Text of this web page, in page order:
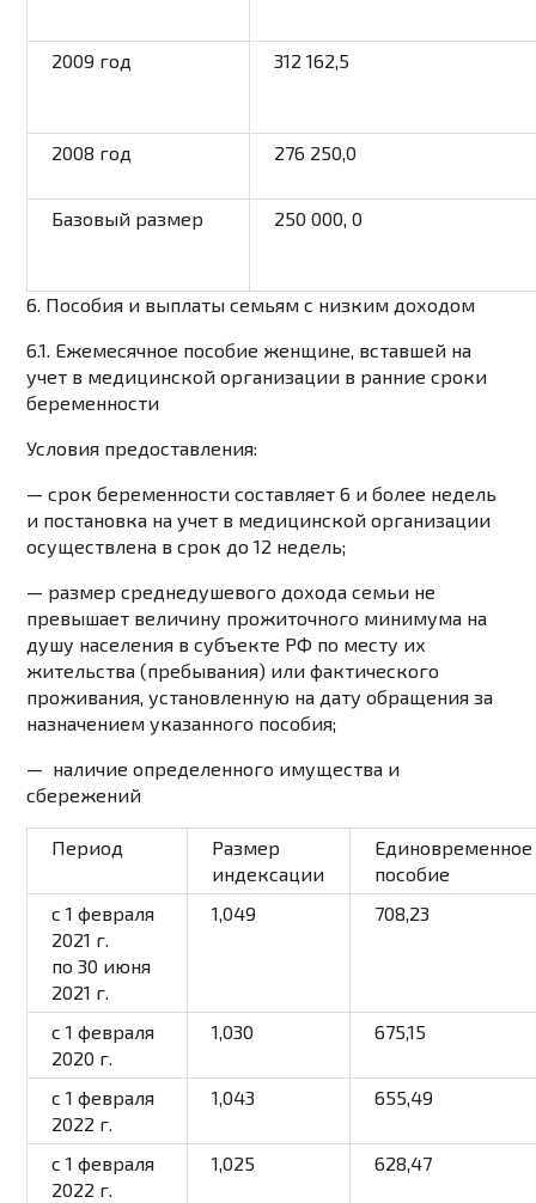
2009 год 312 162,5
2008 год 276 250,0
Базовый размер 250 000, 0
6. Пособия и выплатысемьям с низким доходом
6.1. Ежемесячное пособие женщине, вставшей на
учет в медицинской организации в ранние сроки
беременности
Условия предоставления:
— срок беременности составляет 6 и более недель
и постановка на учет в медицинской организации
осуществлена в срок до 12 недель;
— размер среднедушевого дохода семьи не
превышает величину прожиточного минимума на
душу населения в субъекте РФ по месту их
жительства (пребывания) или фактического
проживания, установленную на дату обращения за
назначением указанного пособия;
— наличие определенного имущества и
сбережений
Период
Размер
индексации
Единовременное
пособие
c 1 февраля
2021 г.
по 30 июня
2021 г.
1,049 708,23
c 1 февраля
2020 г.
1,030 675,15
c 1 февраля
2022 г.
1,043 655,49
c 1 февраля
2022 г.
1,025 628,47